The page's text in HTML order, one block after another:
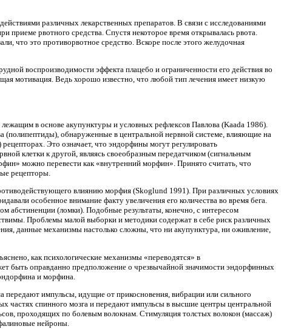
различных лекарственных препаратов. В связи с исследованиями
приеме рвотного средства. Спустя некоторое время открывалась рвота.
что это противорвотное средство. Вскоре после этого желудочная
воспроизводимости эффекта плацебо и ограниченности его действия во
мотивация. Ведь хорошо известно, что любой тип лечения имеет низкую
в основе акупунктуры и условных рефлексов Павлова (Kaada 1986).
обнаруженные в центральной нервной системе, влияющие на
Это означает, что эндорфины могут регулировать
клетки к другой, являясь своеобразным передатчиком (сигнальным
можно перевести как «внутренний морфин». Принято считать, что
рецепторы.
влиянию морфия (Skoglund 1991). При различных условиях
особенное внимание факту увеличения его количества во время бега.
абстиненции (ломки). Подобные результаты, конечно, с интересом
Проблемы малой выборки и методики содержат в себе риск различных
данные механизмы настолько сложны, что ни акупунктура, ни оживление,
как психологические механизмы «переводятся» в
быть оправданно предположение о чрезвычайной значимости эндорфинных
и морфина.
передают импульсы, идущие от прикосновения, вибрации или сильного
частях спинного мозга и передают импульсы в высшие центры центральной
проходящих по болевым волокнам. Стимуляция толстых волокон (массаж)
нейроны.